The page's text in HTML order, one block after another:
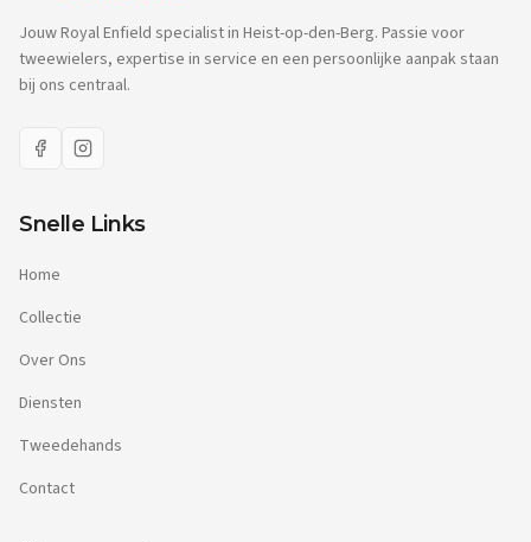
Jouw Royal Enfield specialist in Heist-op-den-Berg. Passie voor
tweewielers, expertise in service en een persoonlijke aanpak staan
bij ons centraal.
Snelle Links
Home
Collectie
Over Ons
Diensten
Tweedehands
Contact